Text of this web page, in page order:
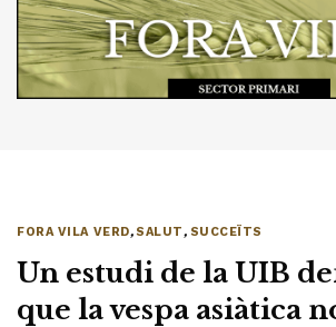
FORA VILA VERD,SALUT , SUCCEÏTS
Un estudi de la UIB
que la vespa asiàtica